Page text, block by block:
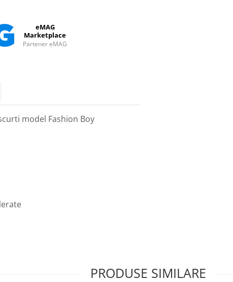
eMAG
Marketplace
Partener eMAG
model Fashion Boy
PRODUSE SIMILARE